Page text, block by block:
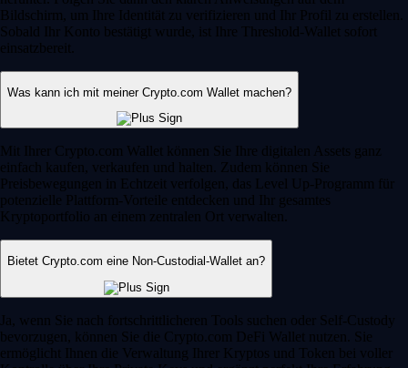
Bildschirm, um Ihre Identität zu verifizieren und Ihr Profil zu erstellen.
Sobald Ihr Konto bestätigt wurde, ist Ihre Threshold-Wallet sofort
einsatzbereit.
Was kann ich mit meiner Crypto.com Wallet machen?
Mit Ihrer Crypto.com Wallet können Sie Ihre digitalen Assets ganz
einfach kaufen, verkaufen und halten. Zudem können Sie
Preisbewegungen in Echtzeit verfolgen, das Level Up-Programm für
potenzielle Plattform-Vorteile entdecken und Ihr gesamtes
Kryptoportfolio an einem zentralen Ort verwalten.
Bietet Crypto.com eine Non-Custodial-Wallet an?
Ja, wenn Sie nach fortschrittlicheren Tools suchen oder Self-Custody
bevorzugen, können Sie die Crypto.com DeFi Wallet nutzen. Sie
ermöglicht Ihnen die Verwaltung Ihrer Kryptos und Token bei voller